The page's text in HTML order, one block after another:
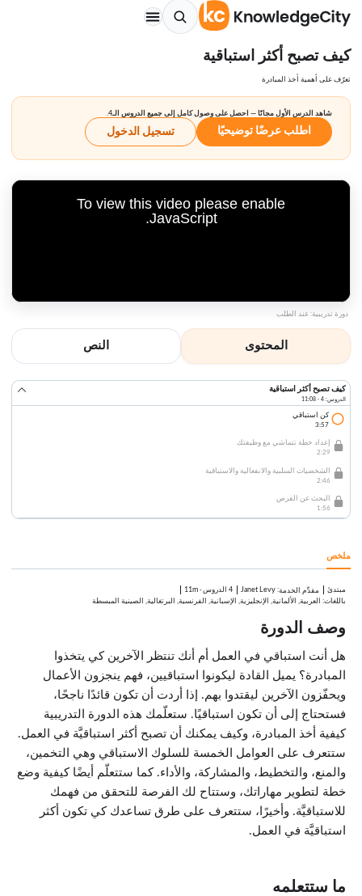
كيف تصبح أكثر استباقية
تعرّف على أهمية أخذ المبادرة
شاهد الدرس الأول مجانًا — احصل على وصول كامل إلى جميع الدروس الـ4.
اطلب عرضًا توضيحيًا تسجيل الدخول
To view this video please enable
JavaScript.
دورة تدريبية: عند الطلب
المحتوى النص
كيف تصبح أكثر استباقية
الدروس: 4 · 11:08
كن استباقي
3:57
إعداد خطة تتماشي مع وظيفتك
2:29
الشخصيات السلبية والانفعالية والاستباقية
2:46
البحث عن الفرص
1:56
ملخص
مبتدئ مقدِّم الخدمة:
Janet Levy 4 الدروس ·
11m
باللغات: العربية, الألمانية, الإنجليزية, الإسبانية, الفرنسية, البرتغالية, الصينية المبسطة
وصف الدورة
هل أنت استباقي في العمل أم أنك تنتظر الآخرين كي يتخذوا
المبادرة؟ يميل القادة ليكونوا استباقيين، فهم ينجزون الأعمال
ويحفّزون الآخرين ليقتدوا بهم. إذا أردت أن تكون قائدًا ناجحًا،
فستحتاج إلى أن تكون استباقيًا. ستعلّمك هذه الدورة التدريبية
كيفية أخذ المبادرة، وكيف يمكنك أن تصبح أكثر استباقيَّة في العمل.
ستتعرف على العوامل الخمسة للسلوك الاستباقي وهي التخمين،
والمنع، والتخطيط، والمشاركة، والأداء. كما ستتعلّم أيضًا كيفية وضع
خطة لتطوير مهاراتك، وستتاح لك الفرصة للتحقق من فهمك
للاستباقيَّة. وأخيرًا، ستتعرف على طرق تساعدك كي تكون أكثر
استباقيَّة في العمل.
ما ستتعلمه